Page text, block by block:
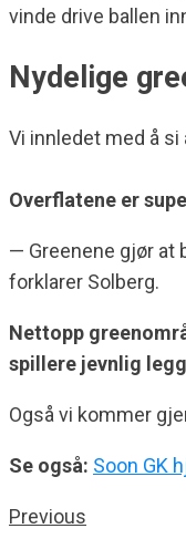
vinde drive ballen
Nydelige
Vi innledet med å
Overflatene er
— Greenene gjør at
forklarer Solberg.
Nettopp
spillere jevnlig
Også vi kommer
Se også: Soon GK
Continue
Previous